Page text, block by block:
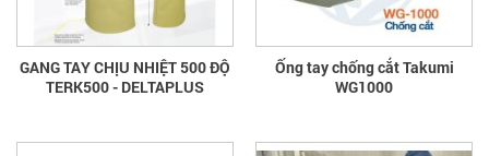
GANG TAY CHỊU NHIỆT 500 ĐỘ
TERK500 - DELTAPLUS
Ống tay chống cắt Takumi
WG1000